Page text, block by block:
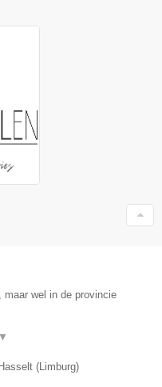
maar wel in de provincie
▼
Hasselt (Limburg)